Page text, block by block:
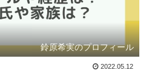
鈴原希実のプロフィール
2022.05.12